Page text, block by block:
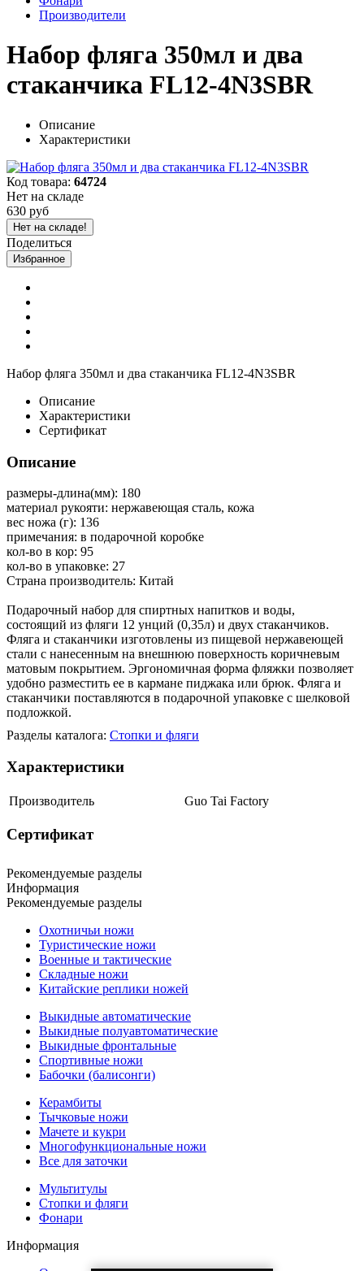
Производители
Набор фляга 350мл и два
стаканчика FL12-4N3SBR
Описание
Характеристики
Код товара: 64724
Нет на складе
630 руб
Нет на складе!
Поделиться
Избранное
Набор фляга 350мл и два стаканчика FL12-4N3SBR
Описание
Характеристики
Сертификат
Описание
размеры-длина(мм): 180
материал рукояти: нержавеющая сталь, кожа
вес ножа (г): 136
примечания: в подарочной коробке
кол-во в кор: 95
кол-во в упаковке: 27
Страна производитель: Китай
Подарочный набор для спиртных напитков и воды,
состоящий из фляги 12 унций (0,35л) и двух стаканчиков.
Фляга и стаканчики изготовлены из пищевой нержавеющей
стали с нанесенным на внешнюю поверхность коричневым
матовым покрытием. Эргономичная форма фляжки позволяет
удобно разместить ее в кармане пиджака или брюк. Фляга и
стаканчики поставляются в подарочной упаковке с шелковой
подложкой.
Разделы каталога: Стопки и фляги
Характеристики
Производитель Guo Tai Factory
Сертификат
Рекомендуемые разделы
Информация
Рекомендуемые разделы
Охотничьи ножи
Туристические ножи
Военные и тактические
Складные ножи
Китайские реплики ножей
Выкидные автоматические
Выкидные полуавтоматические
Выкидные фронтальные
Спортивные ножи
Бабочки (балисонги)
Керамбиты
Тычковые ножи
Мачете и кукри
Многофункциональные ножи
Все для заточки
Мультитулы
Стопки и фляги
Фонари
Информация